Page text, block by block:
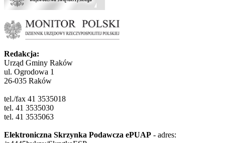
Redakcja:
Urząd Gminy Raków
ul. Ogrodowa 1
26-035 Raków
tel./fax 41 3535018
tel. 41 3535030
tel. 41 3535063
Elektroniczna Skrzynka Podawcza ePUAP - adres: